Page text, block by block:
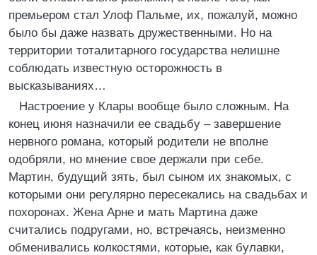
премьером стал Улоф Пальме, их, пожалуй, можно
было бы даже назвать дружественными. Но на
территории тоталитарного государства нелишне
соблюдать известную осторожность в
высказываниях…
Настроение у Клары вообще было сложным. На
конец июня назначили ее свадьбу – завершение
нервного романа, который родители не вполне
одобряли, но мнение свое держали при себе.
Мартин, будущий зять, был сыном их знакомых, с
которыми они регулярно пересекались на свадьбах и
похоронах. Жена Арне и мать Мартина даже
считались подругами, но, встречаясь, неизменно
обменивались колкостями, которые, как булавки,